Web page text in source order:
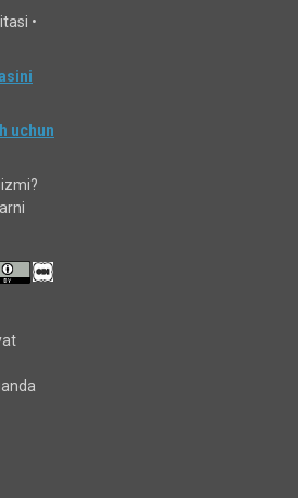
•
uchun